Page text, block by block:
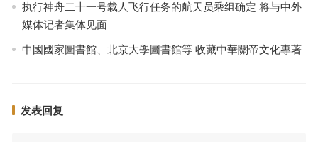
执行神舟二十一号载人飞行任务的航天员乘组确定 将与中外
媒体记者集体见面
中國國家圖書館、北京大學圖書館等 收藏中華關帝文化專著
发表回复